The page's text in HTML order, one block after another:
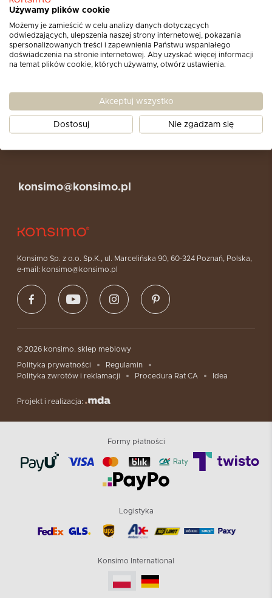
Produkty
Informacje
Konsimo Sp. z o.o. Sp.K., ul. Marcelińska 90, 60-324 Poznań, Polska,
e-mail: konsimo@konsimo.pl
konsimo@konsimo.pl
© 2026 konsimo. sklep meblowy
Polityka prywatności
Regulamin
Polityka zwrotów i reklamacji
Procedura Rat CA Idea
Projekt i realizacja:
Formy płatności
Logistyka
Konsimo International
Używamy plików cookie
Możemy je zamieścić w celu analizy danych dotyczących
odwiedzających, ulepszenia naszej strony internetowej, pokazania
spersonalizowanych treści i zapewnienia Państwu wspaniałego
doświadczenia na stronie internetowej. Aby uzyskać więcej informacji
na temat plików cookie, których używamy, otwórz ustawienia.
Akceptuj wszystko
Dostosuj Nie zgadzam się